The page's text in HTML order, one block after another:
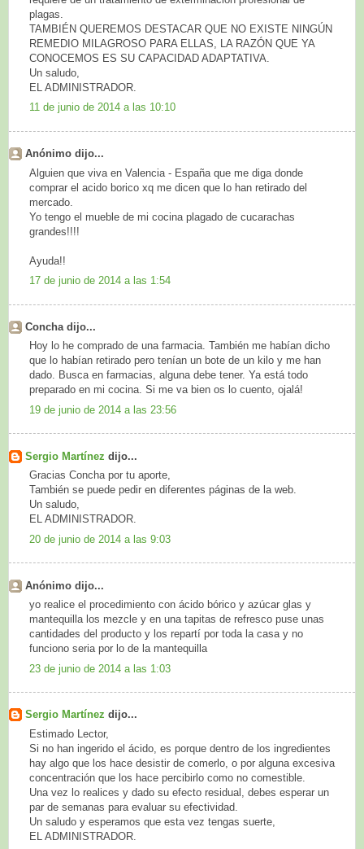
plagas.
TAMBIÉN QUEREMOS DESTACAR QUE NO EXISTE NINGÚN
REMEDIO MILAGROSO PARA ELLAS, LA RAZÓN QUE YA
CONOCEMOS ES SU CAPACIDAD ADAPTATIVA.
Un saludo,
EL ADMINISTRADOR.
11 de junio de 2014 a las 10:10
Anónimo dijo...
Alguien que viva en Valencia - España que me diga donde
comprar el acido borico xq me dicen que lo han retirado del
mercado.
Yo tengo el mueble de mi cocina plagado de cucarachas
grandes!!!!
Ayuda!!
17 de junio de 2014 a las 1:54
Concha dijo...
Hoy lo he comprado de una farmacia. También me habían dicho
que lo habían retirado pero tenían un bote de un kilo y me han
dado. Busca en farmacias, alguna debe tener. Ya está todo
preparado en mi cocina. Si me va bien os lo cuento, ojalá!
19 de junio de 2014 a las 23:56
Sergio Martínez dijo...
Gracias Concha por tu aporte,
También se puede pedir en diferentes páginas de la web.
Un saludo,
EL ADMINISTRADOR.
20 de junio de 2014 a las 9:03
Anónimo dijo...
yo realice el procedimiento con ácido bórico y azúcar glas y
mantequilla los mezcle y en una tapitas de refresco puse unas
cantidades del producto y los repartí por toda la casa y no
funciono seria por lo de la mantequilla
23 de junio de 2014 a las 1:03
Sergio Martínez dijo...
Estimado Lector,
Si no han ingerido el ácido, es porque dentro de los ingredientes
hay algo que los hace desistir de comerlo, o por alguna excesiva
concentración que los hace percibirlo como no comestible.
Una vez lo realices y dado su efecto residual, debes esperar un
par de semanas para evaluar su efectividad.
Un saludo y esperamos que esta vez tengas suerte,
EL ADMINISTRADOR.